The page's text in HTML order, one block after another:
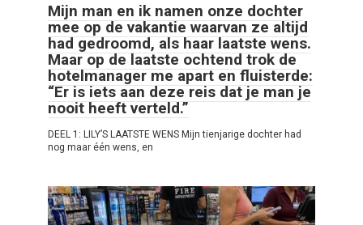
Mijn man en ik namen onze dochter
mee op de vakantie waarvan ze altijd
had gedroomd, als haar laatste wens.
Maar op de laatste ochtend trok de
hotelmanager me apart en fluisterde:
“Er is iets aan deze reis dat je man je
nooit heeft verteld.”
DEEL 1: LILY’S LAATSTE WENS Mijn tienjarige dochter had
nog maar één wens, en